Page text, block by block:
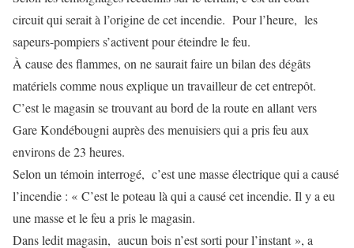
circuit qui serait à l’origine de cet incendie. Pour l’heure, les
sapeurs-pompiers s’activent pour éteindre le feu.
À cause des flammes, on ne saurait faire un bilan des dégâts
matériels comme nous explique un travailleur de cet entrepôt.
C’est le magasin se trouvant au bord de la route en allant vers
Gare Kondébougni auprès des menuisiers qui a pris feu aux
environs de 23 heures.
Selon un témoin interrogé, c’est une masse électrique qui a causé
l’incendie : « C’est le poteau là qui a causé cet incendie. Il y a eu
une masse et le feu a pris le magasin.
Dans ledit magasin, aucun bois n’est sorti pour l’instant », a